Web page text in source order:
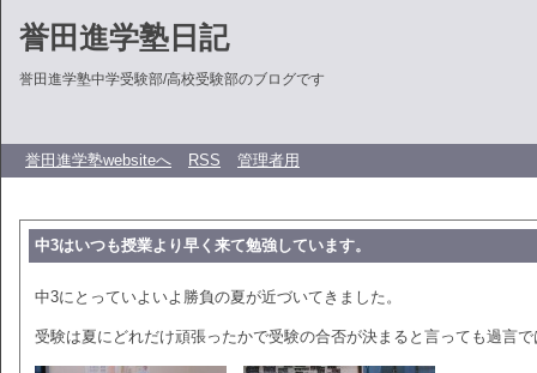
誉田進学塾日記
誉田進学塾中学受験部/高校受験部のブログです
誉田進学塾websiteへ RSS 管理者用
中3はいつも授業より早く来て勉強しています。
中3にとっていよいよ勝負の夏が近づいてきました。
受験は夏にどれだけ頑張ったかで受験の合否が決まると言っても過言